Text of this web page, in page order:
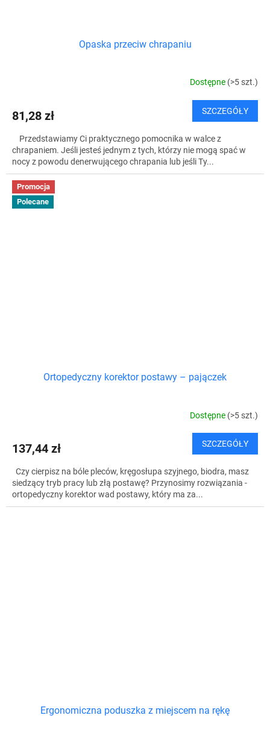
Opaska przeciw chrapaniu
Dostępne (>5 szt.)
81,28 zł SZCZEGÓŁY
Przedstawiamy Ci praktycznego pomocnika w walce z
chrapaniem. Jeśli jesteś jednym z tych, którzy nie mogą spać w
nocy z powodu denerwującego chrapania lub jeśli Ty...
Promocja
Polecane
Ortopedyczny korektor postawy – pajączek
Dostępne (>5 szt.)
137,44 zł SZCZEGÓŁY
Czy cierpisz na bóle pleców, kręgosłupa szyjnego, biodra, masz
siedzący tryb pracy lub złą postawę? Przynosimy rozwiązania -
ortopedyczny korektor wad postawy, który ma za...
Ergonomiczna poduszka z miejscem na rękę